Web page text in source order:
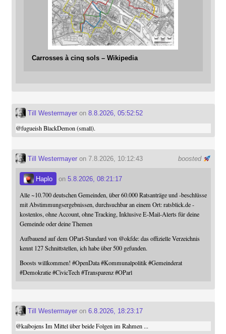
Carrosses à cinq sols – Wikipedia
Till Westermayeron 8.8.2026, 05:52:52
@fugueishBlackDemon (small).
boosted
Till Westermayeron 7.8.2026, 10:12:43
Haplo on 5.8.2026, 08:21:17
Alle ~10.700 deutschen Gemeinden, über 60.000 Ratsanträge und -beschlüsse
mit Abstimmungsergebnissen, durchsuchbar an einem Ort: ratsblick.de -
kostenlos, ohne Account, ohne Tracking, Inklusive E-Mail-Alerts für deine
Gemeinde oder deine Themen
Aufbauend auf dem OParl-Standard von @okfde: das offizielle Verzeichnis
kennt 127 Schnittstellen, ich habe über 500 gefunden.
Boosts willkommen! #OpenData #Kommunalpolitik #Gemeinderat
#Demokratie #CivicTech #Transparenz #OParl
Till Westermayeron 6.8.2026, 18:23:17
@kaibojensIm Mittel über beide Folgen im Rahmen ...